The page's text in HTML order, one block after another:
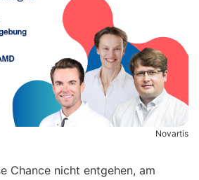
Novartis
Chance nicht entgehen, am